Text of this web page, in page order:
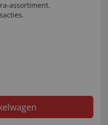
assortiment.